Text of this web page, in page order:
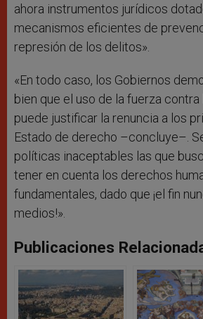
ahora instrumentos jurídicos
mecanismos eficientes de
represión de los delitos».
«En todo caso, los Gobiernos
bien que el uso de la fuerza
puede justificar la renuncia a los
Estado de derecho –concluye–.
políticas inaceptables las que
tener en cuenta los derechos
fundamentales, dado que ¡el fin
medios!».
Publicaciones